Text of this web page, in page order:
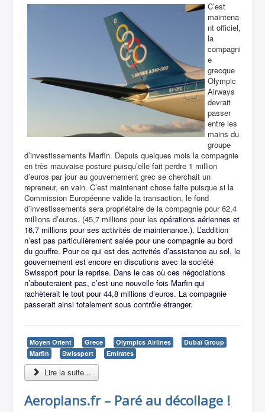
C’est
maintena
nt officiel,
la
compagni
e
grecque
Olympic
Airways
devrait
passer
entre les
mains du
groupe
d’investissements Marfin. Depuis quelques mois la compagnie
en très mauvaise posture puisqu’elle fait perdre 1 million
d’euros par jour au gouvernement grec se cherchait un
repreneur, en vain. C’est maintenant chose faite puisque si la
Commission Européenne valide la transaction, le fond
d’investissements sera propriétaire de la compagnie pour 62,4
millions d’euros. (45,7 millions pour les opérations aériennes et
16,7 millions pour ses activités de maintenance.). L’addition
n’est pas particulièrement salée pour une compagnie au bord
du gouffre. Pour ce qui est des activités d’assistance au sol, le
gouvernement est encore en discutions avec la société
Swissport pour la reprise. Dans le cas où ces négociations
n’abouteraient pas, c’est une nouvelle fois Marfin qui
rachèterait le tout pour 44,8 millions d’euros. La compagnie
passerait ainsi totalement sous contrôle étranger.
Moyen Orient Grece Olympics Airlines
Dubaï Group
Marfin
Swissport Emirates
Lire la suite...
Aeroplans.fr – Paré au décollage !